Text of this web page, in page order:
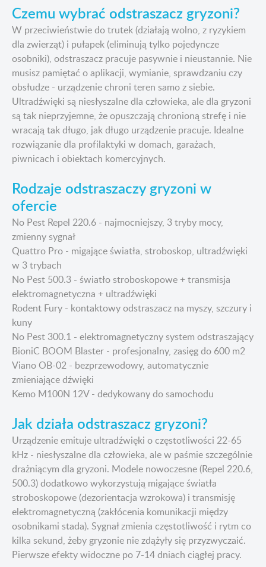
Czemu wybrać odstraszacz gryzoni?
W przeciwieństwie do trutek (działają wolno, z ryzykiem
dla zwierząt) i pułapek (eliminują tylko pojedyncze
osobniki), odstraszacz pracuje pasywnie i nieustannie. Nie
musisz pamiętać o aplikacji, wymianie, sprawdzaniu czy
obsłudze - urządzenie chroni teren samo z siebie.
Ultradźwięki są niesłyszalne dla człowieka, ale dla gryzoni
są tak nieprzyjemne, że opuszczają chronioną strefę i nie
wracają tak długo, jak długo urządzenie pracuje. Idealne
rozwiązanie dla profilaktyki w domach, garażach,
piwnicach i obiektach komercyjnych.
Rodzaje odstraszaczy gryzoni w
ofercie
No Pest Repel 220.6 - najmocniejszy, 3 tryby mocy,
zmienny sygnał
Quattro Pro - migające światła, stroboskop, ultradźwięki
w 3 trybach
No Pest 500.3 - światło stroboskopowe + transmisja
elektromagnetyczna + ultradźwięki
Rodent Fury - kontaktowy odstraszacz na myszy, szczury i
kuny
No Pest 300.1 - elektromagnetyczny system odstraszający
BioniC BOOM Blaster - profesjonalny, zasięg do 600 m2
Viano OB-02 - bezprzewodowy, automatycznie
zmieniające dźwięki
Kemo M100N 12V - dedykowany do samochodu
Jak działa odstraszacz gryzoni?
Urządzenie emituje ultradźwięki o częstotliwości 22-65
kHz - niesłyszalne dla człowieka, ale w paśmie szczególnie
drażniącym dla gryzoni. Modele nowoczesne (Repel 220.6,
500.3) dodatkowo wykorzystują migające światła
stroboskopowe (dezorientacja wzrokowa) i transmisję
elektromagnetyczną (zakłócenia komunikacji między
osobnikami stada). Sygnał zmienia częstotliwość i rytm co
kilka sekund, żeby gryzonie nie zdążyły się przyzwyczaić.
Pierwsze efekty widoczne po 7-14 dniach ciągłej pracy.